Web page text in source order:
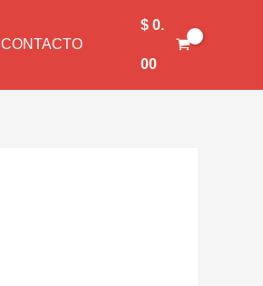
CONTACTO
$0.
00